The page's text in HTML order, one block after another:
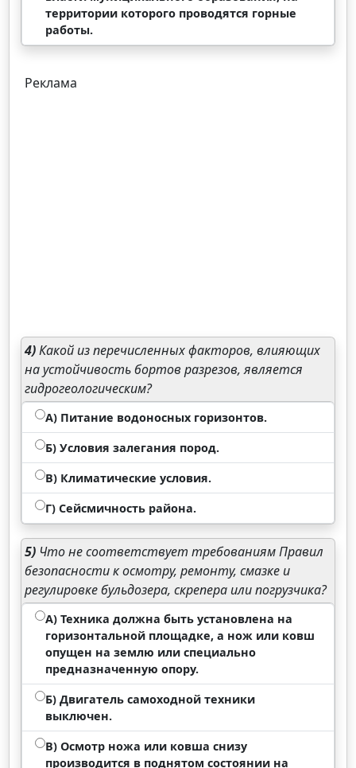
территории которого проводятся горные
работы.
Реклама
4)Какой из перечисленных факторов, влияющих
на устойчивость бортов разрезов, является
гидрогеологическим?
А) Питание водоносных горизонтов.
Б) Условия залегания пород.
В) Климатические условия.
Г) Сейсмичность района.
5) Что не соответствует требованиям Правил
безопасности к осмотру, ремонту, смазке и
регулировке бульдозера, скрепера или погрузчика?
А) Техника должна быть установлена на
горизонтальной площадке, а нож или ковш
опущен на землю или специально
предназначенную опору.
Б) Двигатель самоходной техники
выключен.
В) Осмотр ножа или ковша снизу
производится в поднятом состоянии на